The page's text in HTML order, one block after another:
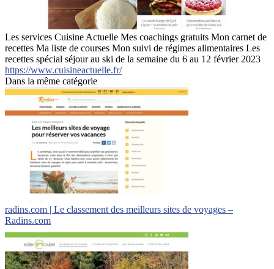
Les services Cuisine Actuelle Mes coachings gratuits Mon carnet de
recettes Ma liste de courses Mon suivi de régimes alimentaires Les
recettes spécial séjour au ski de la semaine du 6 au 12 février 2023
https://www.cuisineactuelle.fr/
Dans la même catégorie
radins.com | Le classement des meilleurs sites de voyages –
Radins.com